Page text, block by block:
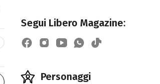
Segui Libero Magazine:
Personaggi